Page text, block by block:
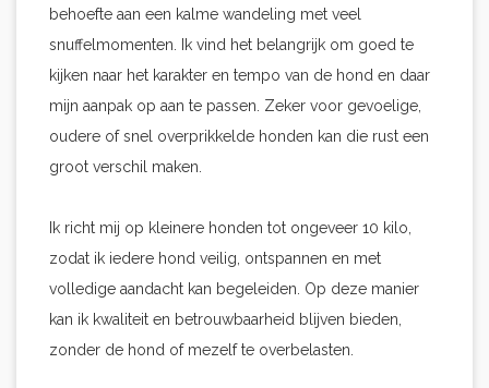
behoefte aan een kalme wandeling met veel
snuffelmomenten. Ik vind het belangrijk om goed te
kijken naar het karakter en tempo van de hond en daar
mijn aanpak op aan te passen. Zeker voor gevoelige,
oudere of snel overprikkelde honden kan die rust een
groot verschil maken.
Ik richt mij op kleinere honden tot ongeveer 10 kilo,
zodat ik iedere hond veilig, ontspannen en met
volledige aandacht kan begeleiden. Op deze manier
kan ik kwaliteit en betrouwbaarheid blijven bieden,
zonder de hond of mezelf te overbelasten.